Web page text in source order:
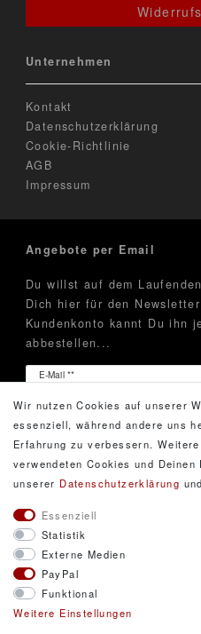
Unternehmen
Kontakt
Datenschutzerklärung
Cookie-Richtlinie
AGB
Impressum
Angebote per Email
Du willst auf dem
Dich hier für den
Kundenkonto kannt Du ihn
abbestellen...
E-Mail **
Newsletter
Hiermit bestätige ich, dass
gelesen habe. Meine
widerrufen.**
© Copyright 2026 DarXity
Wir nutzen Cookies auf unserer
essenziell, während andere uns
Erfahrung zu verbessern.
verwendeten Cookies und
unserer Daten­schutz­erklärung
Essenziell
Statistik
Externe Medien
PayPal
Funktional
Weitere Einstellungen